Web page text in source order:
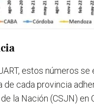
estos números
cada provincia
la Nación (CSJN) en